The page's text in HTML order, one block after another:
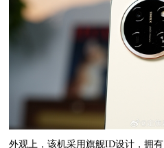
外观上，该机采用旗舰ID设计，拥